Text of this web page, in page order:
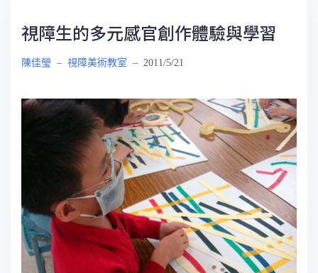
視障生的多元感官創作體驗與學習
陳佳瑩 – 視障美術教室 – 2011/5/21